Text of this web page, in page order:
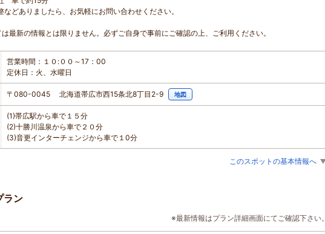
どありましたら、お気軽にお問い合わせください。
最新の情報とは限りません。必ずご自身で事前にご確認の上、ご利用ください。
営業時間：１０:００～17：00
定休日：火、水曜日
〒080-0045 北海道帯広市西15条北8丁目2-9 地図
(1)帯広駅から車で１５分
(2)十勝川温泉から車で２０分
(3)音更インターチェンジから車で１0分
このスポットの基本情報へ
ラン
※最新情報はプラン詳細画面にてご確認下さい。